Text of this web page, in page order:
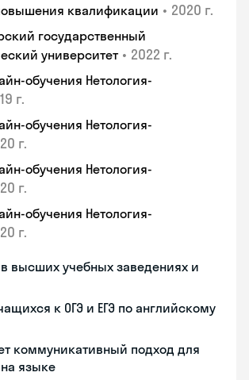
квалификации • 2020 г.
государственный
университет • 2022 г.
обучения Нетология-
г.
обучения Нетология-
г.
обучения Нетология-
г.
обучения Нетология-
г.
в высших учебных заведениях и
к ОГЭ и ЕГЭ по английскому
коммуникативный подход для
языке